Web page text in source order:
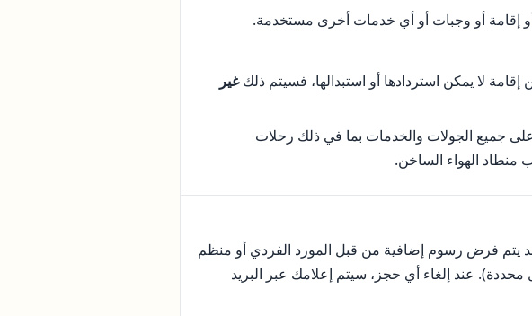
أو إقامة أو وجبات أو أي خدمات أخرى مستخدمة.
لا يمكن استردادها أو استبدالها، فسيتم ذلكغير
جميع الجولات والخدمات بما في ذلك رحلات
منطاد الهواء الساخن.
يتم فرض رسوم إضافية من قبل المورد الفردي أو منظم
عند إلغاء أي حجز، سيتم إعلامك عبر البريد